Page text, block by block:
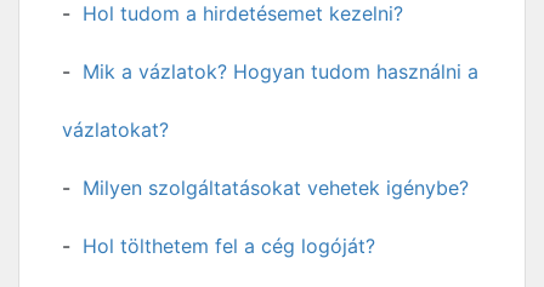
Hol tudom a hirdetésemet kezelni?
Mik a vázlatok? Hogyan tudom használni a
vázlatokat?
Milyen szolgáltatásokat vehetek igénybe?
Hol tölthetem fel a cég logóját?